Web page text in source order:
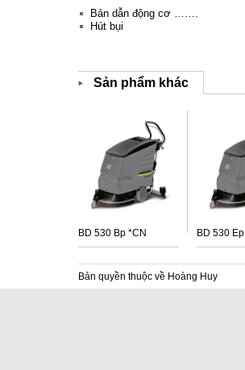
Bản dẫn động cơ …….
Hút bụi
Sản phẩm khác
BD 530 Bp *CN BD 530
Bản quyền thuộc về Hoàng Huy